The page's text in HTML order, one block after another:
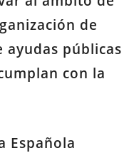
de
públicas
con la
Española